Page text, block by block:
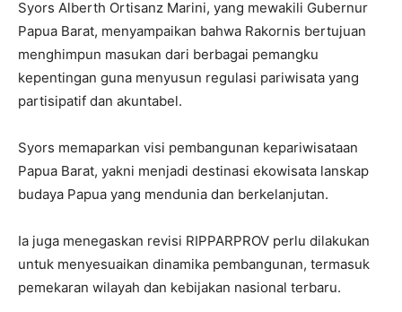
Syors Alberth Ortisanz Marini, yang mewakili Gubernur
Papua Barat, menyampaikan bahwa Rakornis bertujuan
menghimpun masukan dari berbagai pemangku
kepentingan guna menyusun regulasi pariwisata yang
partisipatif dan akuntabel.
Syors memaparkan visi pembangunan kepariwisataan
Papua Barat, yakni menjadi destinasi ekowisata lanskap
budaya Papua yang mendunia dan berkelanjutan.
Ia juga menegaskan revisi RIPPARPROV perlu dilakukan
untuk menyesuaikan dinamika pembangunan, termasuk
pemekaran wilayah dan kebijakan nasional terbaru.